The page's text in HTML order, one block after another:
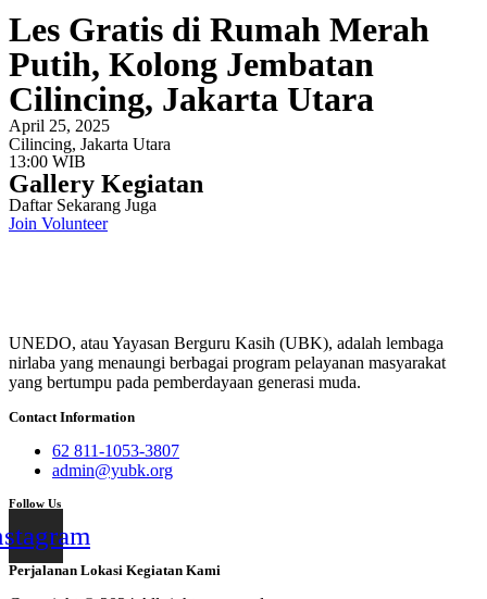
Les Gratis di Rumah Merah
Putih, Kolong Jembatan
Cilincing, Jakarta Utara
April 25, 2025
Cilincing, Jakarta Utara
13:00 WIB
Gallery Kegiatan
Daftar Sekarang Juga
Join Volunteer
UNEDO, atau Yayasan Berguru Kasih (UBK), adalah lembaga
nirlaba yang menaungi berbagai program pelayanan masyarakat
yang bertumpu pada pemberdayaan generasi muda.
Contact Information
62 811-1053-3807
admin@yubk.org
Follow Us
Perjalanan Lokasi Kegiatan Kami